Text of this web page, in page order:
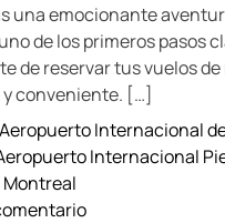
i
e
una emocionante
de los primeros pasos
de reservar tus vuelos
conveniente. […]
Aeropuerto Internacional
Internacional
Montreal
o